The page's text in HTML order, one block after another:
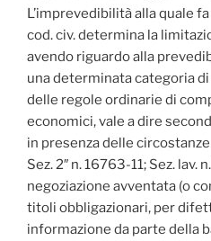
L’imprevedibilità alla quale
cod. civ. determina la
avendo riguardo alla
una determinata categoria
delle regole ordinarie di
economici, vale a dire
in presenza delle
Sez. 2″ n. 16763-11; Sez. lav.
negoziazione avventata (o
titoli obbligazionari, per
informazione da parte della